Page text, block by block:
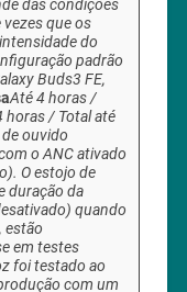
das condições
que os
do
padrão
Buds3 FE,
Até 4 horas /
horas / Total até
ouvido
o ANC ativado
O estojo de
duração da
quando
estão
em testes
foi testado ao
com um